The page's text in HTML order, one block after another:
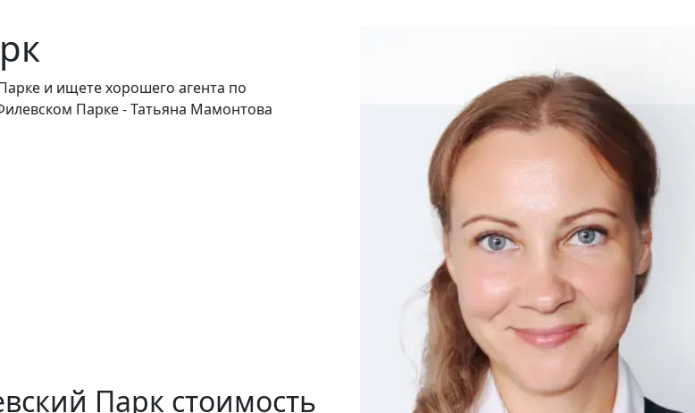
и ищете хорошего агента по
Парке - Татьяна Мамонтова
Парк стоимость